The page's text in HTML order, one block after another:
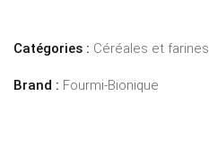
Catégories : Céréales et farines
Brand : Fourmi-Bionique